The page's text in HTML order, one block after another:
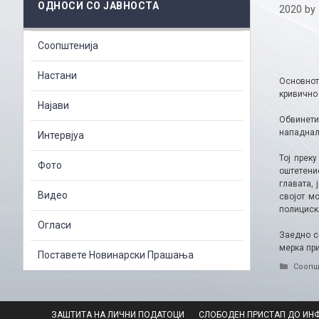
2020 by
нападнал
Тој
главата,
својот
Заедно
мерка
ОДНОСИ СО ЈАВНОСТА
Соопштенија
Настани
Најави
Интервјуа
Фото
Видео
Огласи
Поставете Новинарски Прашања
ЗАШТИТА НА ЛИЧНИ ПОДАТОЦИ СЛОБОДЕН ПРИСТАП ДО